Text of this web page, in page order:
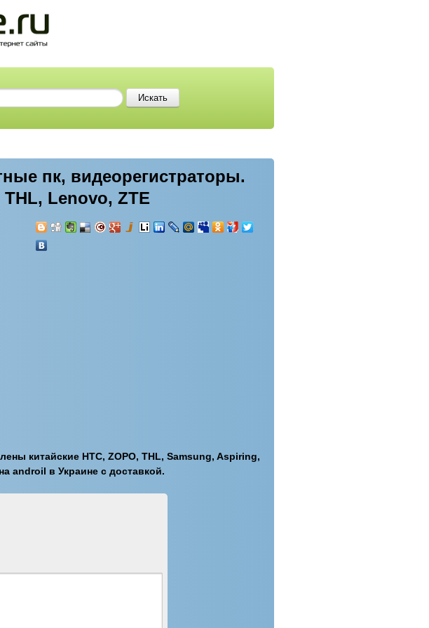
пк, видеорегистраторы.
Lenovo, ZTE
китайские HTC, ZOPO, THL, Samsung, Aspiring,
androil в Украине с доставкой.